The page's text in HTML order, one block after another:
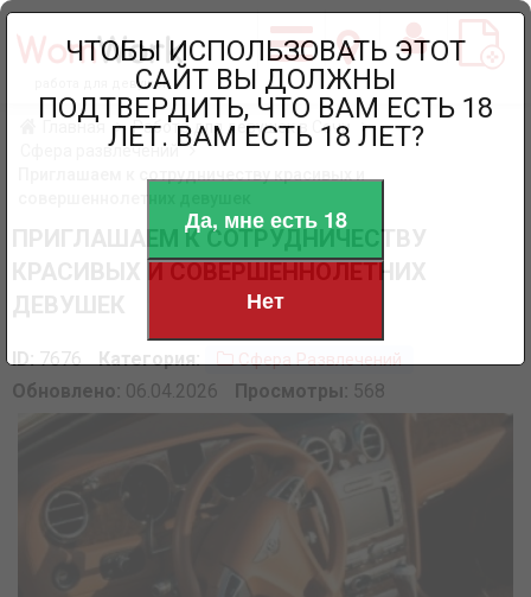
работа для девушек
Главная
Работа для девушек в Сочи
Сфера развлечений
ПРИГЛАШАЕМ К СОТРУДНИЧЕСТВУ
КРАСИВЫХ И СОВЕРШЕННОЛЕТНИХ
ID:7676 Категория: Сфера Развлечений
Обновлено: 06.04.2026 Просмотры: 568
ЧТОБЫ ИСПОЛЬЗОВАТЬ ЭТОТ
САЙТ ВЫ ДОЛЖНЫ
ПОДТВЕРДИТЬ, ЧТО ВАМ ЕСТЬ 18
ЛЕТ. ВАМ ЕСТЬ 18 ЛЕТ?
Да, мне есть 18
Нет